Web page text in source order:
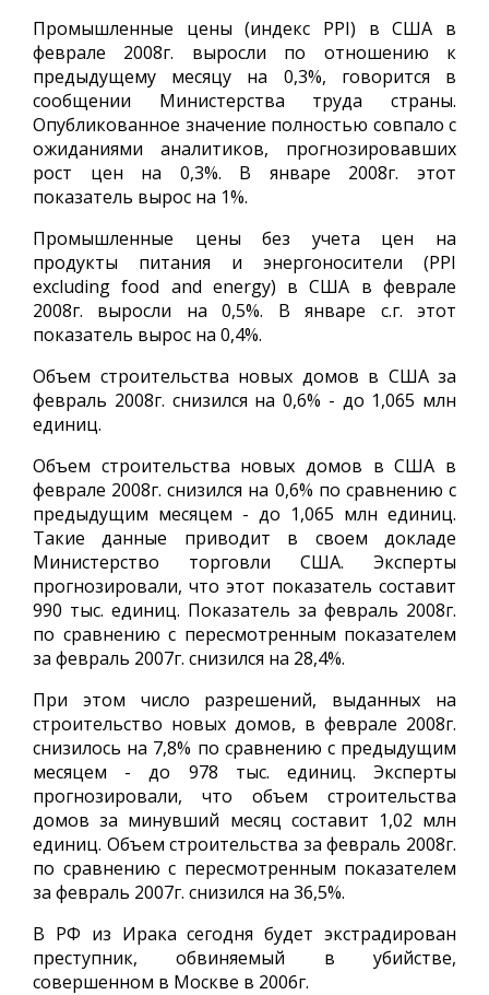
Промышленные цены (индекс PPI) в США в
феврале 2008г. выросли по отношению к
предыдущему месяцу на 0,3%, говорится в
сообщении Министерства труда страны.
Опубликованное значение полностью совпало с
ожиданиями аналитиков, прогнозировавших
рост цен на 0,3%. В январе 2008г. этот
показатель вырос на 1%.
Промышленные цены без учета цен на
продукты питания и энергоносители (PPI
excluding food and energy) в США в феврале
2008г. выросли на 0,5%. В январе с.г. этот
показатель вырос на 0,4%.
Объем строительства новых домов в США за
февраль 2008г. снизился на 0,6% - до 1,065 млн
единиц.
Объем строительства новых домов в США в
феврале 2008г. снизился на 0,6% по сравнению с
предыдущим месяцем - до 1,065 млн единиц.
Такие данные приводит в своем докладе
Министерство торговли США. Эксперты
прогнозировали, что этот показатель составит
990 тыс. единиц. Показатель за февраль 2008г.
по сравнению с пересмотренным показателем
за февраль 2007г. снизился на 28,4%.
При этом число разрешений, выданных на
строительство новых домов, в феврале 2008г.
снизилось на 7,8% по сравнению с предыдущим
месяцем - до 978 тыс. единиц. Эксперты
прогнозировали, что объем строительства
домов за минувший месяц составит 1,02 млн
единиц. Объем строительства за февраль 2008г.
по сравнению с пересмотренным показателем
за февраль 2007г. снизился на 36,5%.
В РФ из Ирака сегодня будет экстрадирован
преступник, обвиняемый в убийстве,
совершенном в Москве в 2006г.